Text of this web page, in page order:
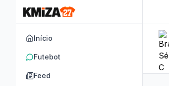
Início
Futebot
Feed